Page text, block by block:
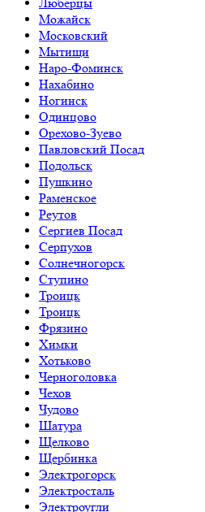
Можайск
Московский
Мытищи
Наро-Фоминск
Нахабино
Ногинск
Одинцово
Орехово-Зуево
Павловский Посад
Подольск
Пушкино
Раменское
Реутов
Сергиев Посад
Серпухов
Солнечногорск
Ступино
Троицк
Троицк
Фрязино
Химки
Хотьково
Черноголовка
Чехов
Чудово
Шатура
Щелково
Щербинка
Электрогорск
Электросталь
Электроугли